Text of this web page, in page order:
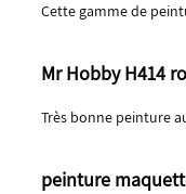
Cette gamme de
Mr Hobby H414
Très bonne peinture
peinture